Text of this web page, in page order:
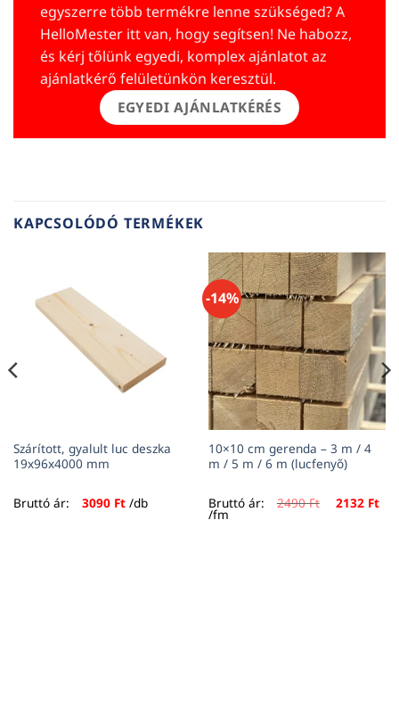
egyszerre több termékre lenne szükséged? A
HelloMester itt van, hogy segítsen! Ne habozz,
és kérj tőlünk egyedi, komplex ajánlatot az
ajánlatkérő felületünkön keresztül.
EGYEDI AJÁNLATKÉRÉS
KAPCSOLÓDÓ TERMÉKEK
Szárított, gyalult luc deszka
19x96x4000 mm
Bruttó ár: 3090 Ft/db
-14%
10×10 cm gerenda – 3 m / 4
m / 5 m / 6 m (lucfenyő)
Bruttó ár: 2490Ft Original
price
2132 Ft
/fm